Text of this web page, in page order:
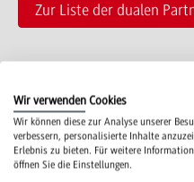
Zur Liste der dualen
Campus
Mosbach
Wir verwenden Cookies
Wir können diese zur Analyse unserer
verbessern, personalisierte Inhalte
Erlebnis zu bieten. Für weitere
öffnen Sie die Einstellungen.